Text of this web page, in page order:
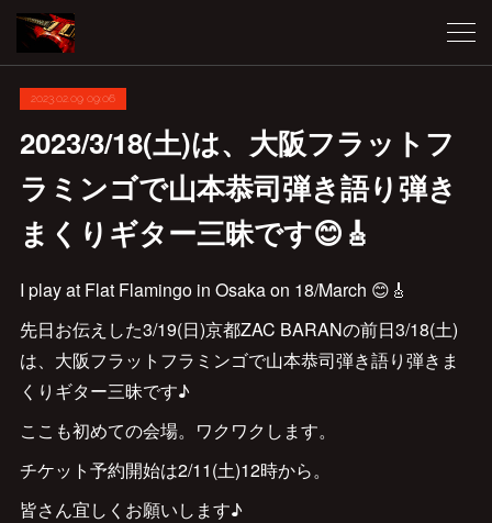
2023.02.09 09:06
2023/3/18(土)は、大阪フラットフ
ラミンゴで山本恭司弾き語り弾き
まくりギター三昧です😊🎸
I play at Flat Flamingo in Osaka on 18/March 😊🎸
先日お伝えした3/19(日)京都ZAC BARANの前日3/18(土)
は、大阪フラットフラミンゴで山本恭司弾き語り弾きま
くりギター三昧です♪
ここも初めての会場。ワクワクします。
チケット予約開始は2/11(土)12時から。
皆さん宜しくお願いします♪